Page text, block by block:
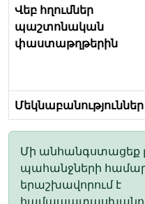
Վեբ հղումներ
պաշտոնական
փաստաթղթերին
Մեկնաբանություններ
Մի անհանգստացեք
պահանջների
երաշխավորում է